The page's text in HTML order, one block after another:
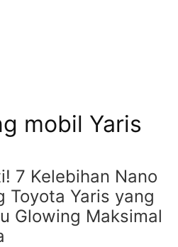
mobil Yaris
7 Kelebihan Nano
Toyota Yaris yang
Glowing Maksimal